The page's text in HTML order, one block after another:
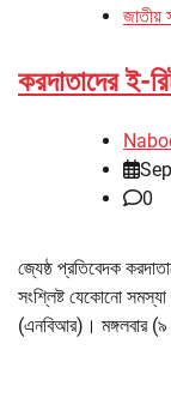
জাতীয়
করদাতাদের ই-
0
জ্যেষ্ঠ প্রতিবেদক
সংশ্লিষ্ট যেকোনো
(এনবিআর)। মঙ্গলবার